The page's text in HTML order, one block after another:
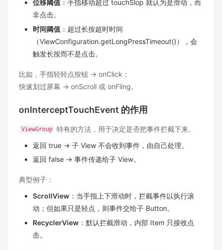
位移阈值 ：手指移动超过 touchSlop 就认为是滑动，而
非点击。
时间阈值 ：超过长按超时时间
（ViewConfiguration.getLongPressTimeout()），会
触发长按而不是点击。
比如，手指轻轻点按钮 → onClick；
快速划过屏幕 → onScroll 或 onFling。
onInterceptTouchEvent 的作用
ViewGroup 特有的方法，用于决定是否把事件拦截下来。
返回 true → 子 View 不会收到事件，由自己处理。
返回 false → 事件传递给子 View。
典型例子：
ScrollView ：当手指上下滑动时，拦截事件以执行滚
动；但如果只是轻点，则事件交给子 Button。
RecyclerView ：默认拦截滑动，内部 Item 只接收点
击。